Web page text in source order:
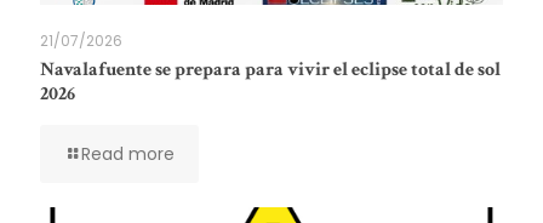
21/07/2026
Navalafuente se prepara para vivir el eclipse total de sol
2026
Read more